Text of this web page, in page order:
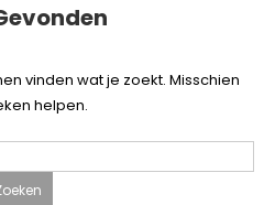
vinden wat je zoekt. Misschien
helpen.